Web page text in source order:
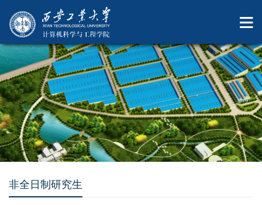
非全日制研究生